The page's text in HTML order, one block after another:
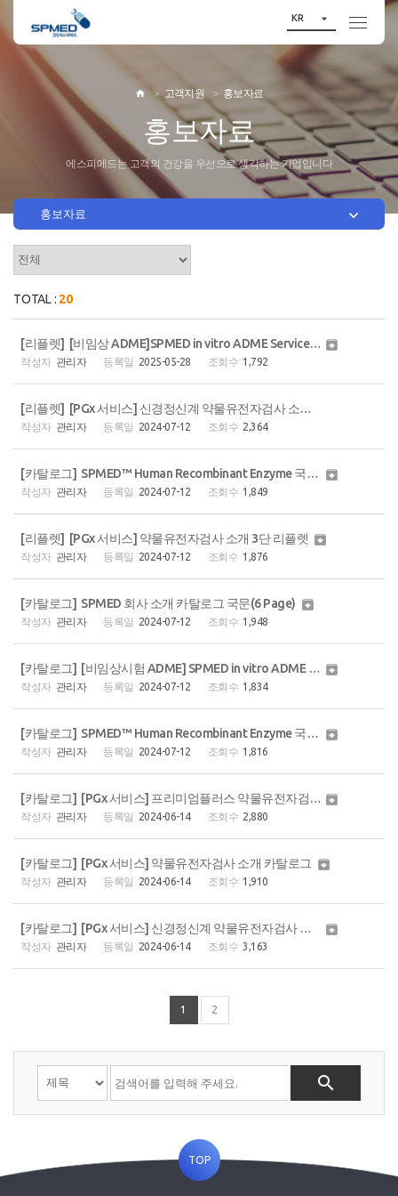
KR 
 고객지원 홍보자료
홍보자료
에스피메드는 고객의 건강을 우선으로 생각하는 기업입니다
홍보자료 
TOTAL : 20
[리플렛] [비임상 ADME]SPMED in vitro ADME Service 국문(2page) 
관리자 2025-05-28 1,792
[리플렛] [PGx 서비스] 신경정신계 약물유전자검사 소개 3단 리플렛
관리자 2024-07-12 2,364
[카탈로그] SPMED™ Human Recombinant Enzyme 국문 카탈로그(2page) 
관리자 2024-07-12 1,849
[리플렛] [PGx 서비스] 약물유전자검사 소개 3단 리플렛 
관리자 2024-07-12 1,876
[카탈로그] SPMED 회사 소개 카탈로그 국문(6 Page) 
관리자 2024-07-12 1,948
[카탈로그] [비임상시험 ADME] SPMED in vitro ADME Service 국문(8page) 
관리자 2024-07-12 1,834
[카탈로그] SPMED™ Human Recombinant Enzyme 국문 카탈로그(8page) 
관리자 2024-07-12 1,816
[카탈로그] [PGx 서비스] 프리미엄플러스 약물유전자검사 카탈로그 
관리자 2024-06-14 2,880
[카탈로그] [PGx 서비스] 약물유전자검사 소개 카탈로그 
관리자 2024-06-14 1,910
[카탈로그] [PGx 서비스] 신경정신계 약물유전자검사 카탈로그 
관리자 2024-06-14 3,163
1 2

TOP